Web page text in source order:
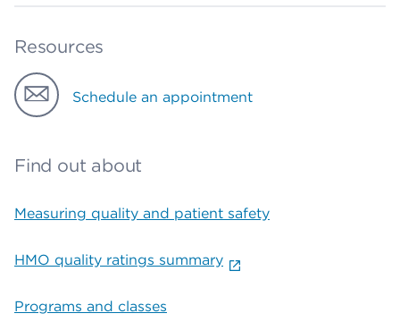
Resources
Schedule an appointment
Find out about
Measuring quality and patient safety
HMO quality ratings summary
Programs and classes